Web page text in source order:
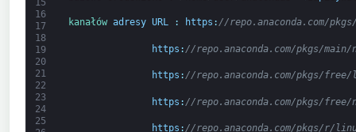
15
16
17
18
19
20
21
22
23
24
25
kanałów adresy URL : https : //repo.anaconda.com/
https : //repo.anaconda.com/pkgs/main/
https : //repo.anaconda.com/pkgs/
https : //repo.anaconda.com/pkgs/free/
https : //repo.anaconda.com/pkgs/r/